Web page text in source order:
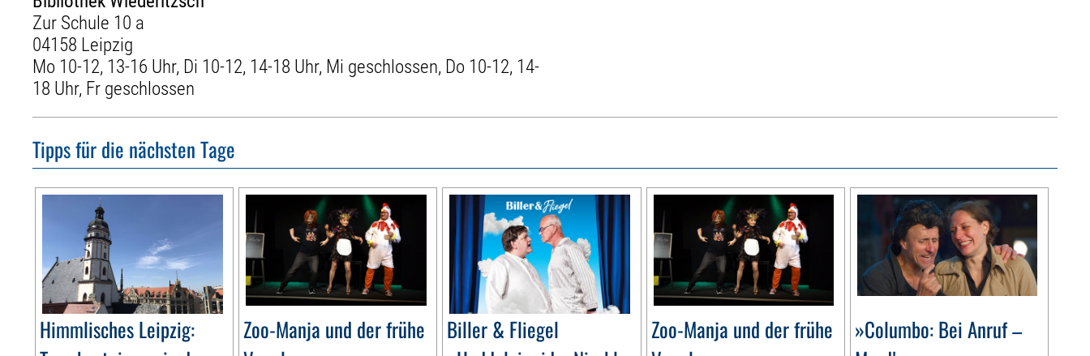
Zur Schule 10 a
04158 Leipzig
Mo 10-12, 13-16 Uhr, Di 10-12, 14-18 Uhr, Mi geschlossen, Do 10-12, 14-
18 Uhr, Fr geschlossen
Tipps für die nächsten Tage
Himmlisches Leipzig:
Zoo-Manja und der frühe
Biller & Fliegel
Zoo-Manja und der frühe
»Columbo: Bei Anruf –